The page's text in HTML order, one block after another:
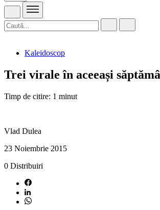
Kaleidoscop
Trei virale în aceeași
Timp de citire: 1 minut
Vlad Dulea
23 Noiembrie 2015
0 Distribuiri